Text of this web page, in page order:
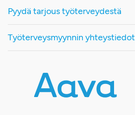
Pyydä tarjous työterveydestä
Työterveysmyynnin yhteystiedot